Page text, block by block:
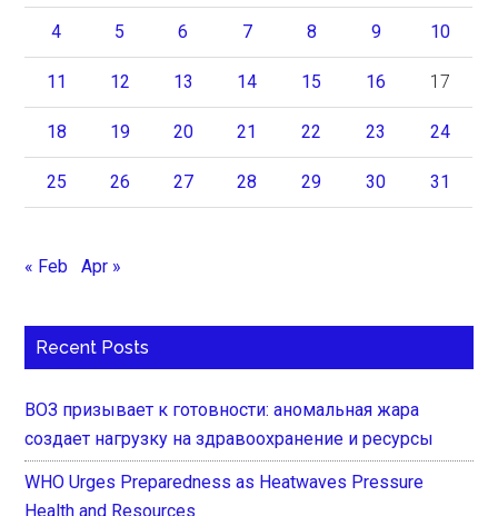
4 5 6 7 8 9 10
11 12 13 14 15 16 17
18 19 20 21 22 23 24
25 26 27 28 29 30 31
« Feb Apr »
Recent Posts
ВОЗ призывает к готовности: аномальная жара
создает нагрузку на здравоохранение и ресурсы
WHO Urges Preparedness as Heatwaves Pressure
Health and Resources